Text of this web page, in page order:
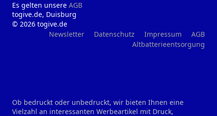
Es gelten unsere AGB
togive.de, Duisburg
© 2026 togive.de
Newsletter
Datenschutz Impressum
AGB
Altbatterieentsorgung
Ob bedruckt oder unbedruckt, wir bieten Ihnen eine
Vielzahl an interessanten Werbeartikel mit Druck,